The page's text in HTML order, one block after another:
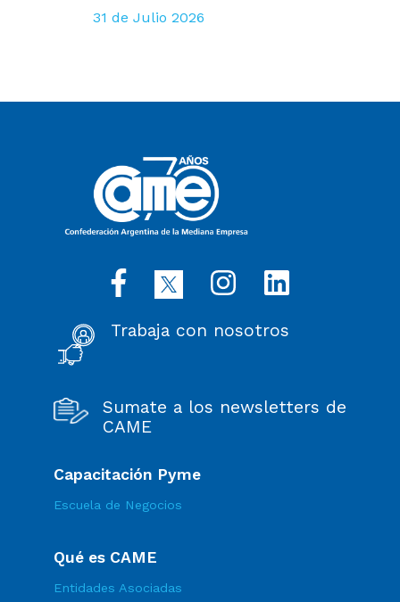
31 de Julio 2026
Trabaja con nosotros
Sumate a los newsletters de
CAME
Capacitación Pyme
Escuela de Negocios
Qué es CAME
Entidades Asociadas